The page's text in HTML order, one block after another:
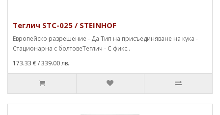
Теглич STC-025 / STEINHOF
Европейско разрешение - Да Тип на присъединяване на кука -
Стационарна с болтовеТеглич - С фикс..
173.33 €/ 339.00 лв.